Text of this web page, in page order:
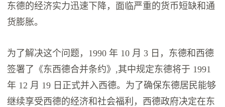
东德的经济实力迅速下降，面临严重的货币短缺和通
货膨胀。
为了解决这个问题，1990 年 10 月 3 日，东德和西德
签署了《东西德合并条约》,其中规定东德将于 1991
年 12 月 19 日正式并入西德。为了确保东德居民能够
继续享受西德的经济和社会福利，西德政府决定在东